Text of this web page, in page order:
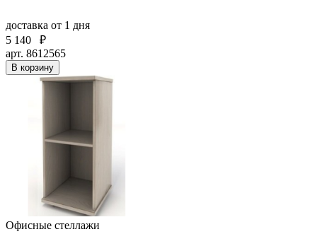
доставка от 1 дня
5 140
₽
арт. 8612565
В корзину
Офисные стеллажи